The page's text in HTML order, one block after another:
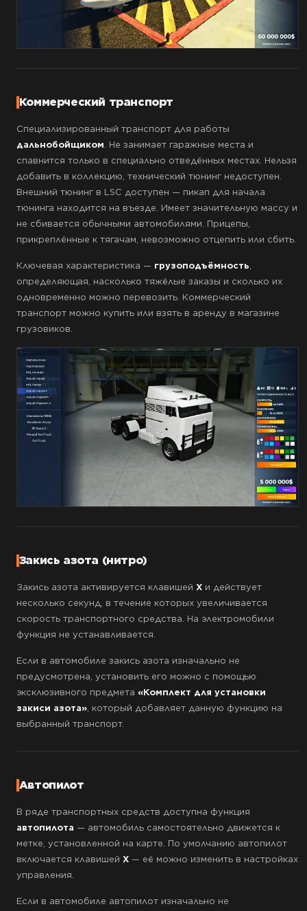
Коммерческий транспорт
Специализированный транспорт для работы
дальнобойщиком . Не занимает гаражные места и
спавнится только в специально отведённых местах. Нельзя
добавить в коллекцию, технический тюнинг недоступен.
Внешний тюнинг в LSC доступен — пикап для начала
тюнинга находится на въезде. Имеет значительную массу и
не сбивается обычными автомобилями. Прицепы,
прикреплённые к тягачам, невозможно отцепить или сбить.
Ключевая характеристика — грузоподъёмность,
определяющая, насколько тяжёлые заказы и сколько их
одновременно можно перевозить. Коммерческий
транспорт можно купить или взять в аренду в магазине
грузовиков.
Закись азота (нитро)
Закись азота активируется клавишей Xи действует
несколько секунд, в течение которых увеличивается
скорость транспортного средства. На электромобили
функция не устанавливается.
Если в автомобиле закись азота изначально не
предусмотрена, установить его можно с помощью
эксклюзивного предмета «Комплект для установки
закиси азота», который добавляет данную функцию на
выбранный транспорт.
Автопилот
В ряде транспортных средств доступна функция
автопилота — автомобиль самостоятельно движется к
метке, установленной на карте. По умолчанию автопилот
включается клавишей X— её можно изменить в настройках
управления.
Если в автомобиле автопилот изначально не